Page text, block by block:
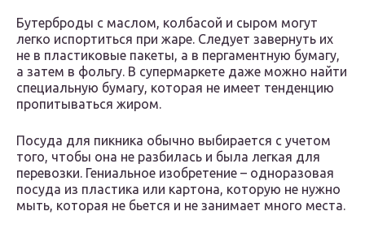
Бутерброды с маслом, колбасой и сыром могут
легко испортиться при жаре. Следует завернуть их
не в пластиковые пакеты, а в пергаментную бумагу,
а затем в фольгу. В супермаркете даже можно найти
специальную бумагу, которая не имеет тенденцию
пропитываться жиром.
Посуда для пикника обычно выбирается с учетом
того, чтобы она не разбилась и была легкая для
перевозки. Гениальное изобретение – одноразовая
посуда из пластика или картона, которую не нужно
мыть, которая не бьется и не занимает много места.